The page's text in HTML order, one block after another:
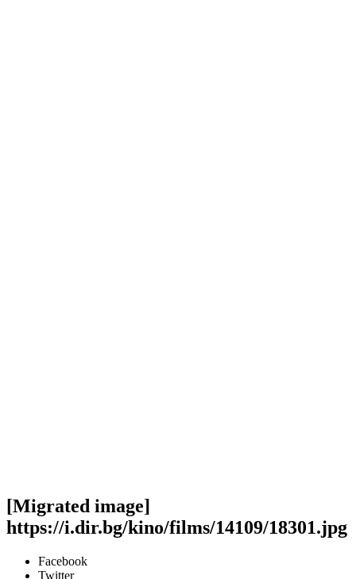
[Migrated image]
https://i.dir.bg/kino/films/14109/18301.jpg
Facebook
Twitter